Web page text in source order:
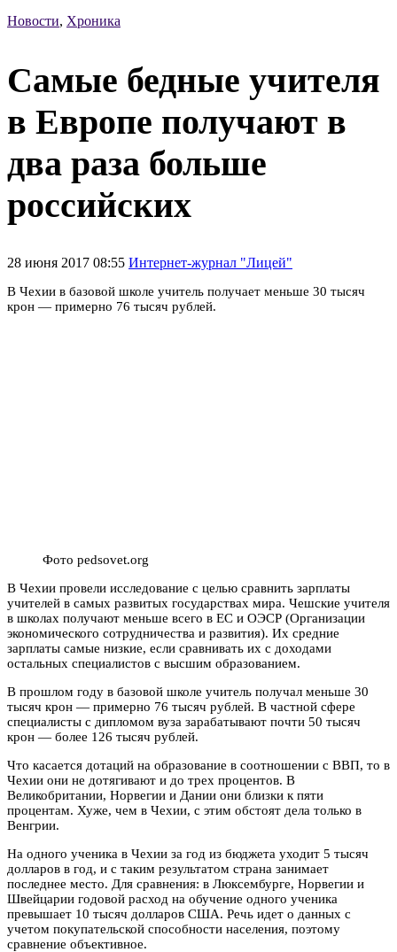
Новости, Хроника
Самые бедные учителя
в Европе получают в
два раза больше
российских
28 июня 2017 08:55 Интернет-журнал "Лицей"
В Чехии в базовой школе учитель получает меньше 30 тысяч
крон — примерно 76 тысяч рублей.
Фото pedsovet.org
В Чехии провели исследование с целью сравнить зарплаты
учителей в самых развитых государствах мира. Чешские учителя
в школах получают меньше всего в ЕС и ОЭСР (Организации
экономического сотрудничества и развития). Их средние
зарплаты самые низкие, если сравнивать их с доходами
остальных специалистов с высшим образованием.
В прошлом году в базовой школе учитель получал меньше 30
тысяч крон — примерно 76 тысяч рублей. В частной сфере
специалисты с дипломом вуза зарабатывают почти 50 тысяч
крон — более 126 тысяч рублей.
Что касается дотаций на образование в соотношении с ВВП, то в
Чехии они не дотягивают и до трех процентов. В
Великобритании, Норвегии и Дании они близки к пяти
процентам. Хуже, чем в Чехии, с этим обстоят дела только в
Венгрии.
На одного ученика в Чехии за год из бюджета уходит 5 тысяч
долларов в год, и с таким результатом страна занимает
последнее место. Для сравнения: в Люксембурге, Норвегии и
Швейцарии годовой расход на обучение одного ученика
превышает 10 тысяч долларов США. Речь идет о данных с
учетом покупательской способности населения, поэтому
сравнение объективное.